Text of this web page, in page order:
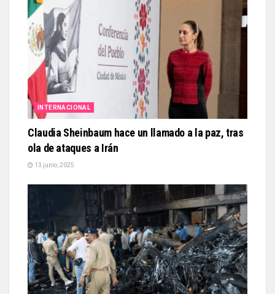
INTERNACIONAL
Claudia Sheinbaum hace un llamado a la paz, tras
ola de ataques a Irán
13 junio, 2025